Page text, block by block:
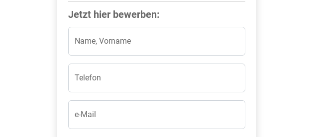
Jetzt hier bewerben:
Name, Vorname
Telefon
e-Mail